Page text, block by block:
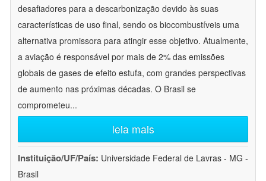
desafiadores para a descarbonização devido às suas
características de uso final, sendo os biocombustíveis uma
alternativa promissora para atingir esse objetivo. Atualmente,
a aviação é responsável por mais de 2% das emissões
globais de gases de efeito estufa, com grandes perspectivas
de aumento nas próximas décadas. O Brasil se
comprometeu...
leia mais
Instituição/UF/País: Universidade Federal de Lavras - MG -
Brasil